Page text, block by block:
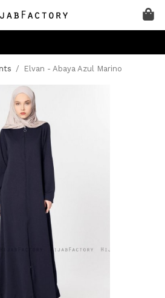
/ Elvan - Abaya Azul Marino